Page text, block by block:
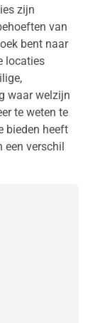
zijn
van
bent naar
locaties
waar welzijn
te weten te
bieden heeft
een verschil